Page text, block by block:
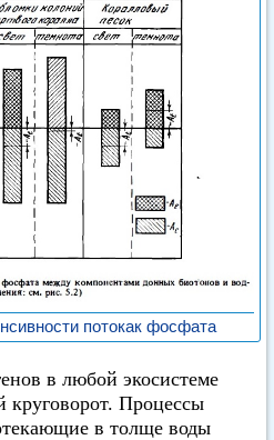
потокак фосфата
в любой экосистеме
круговорот. Процессы
в толще воды